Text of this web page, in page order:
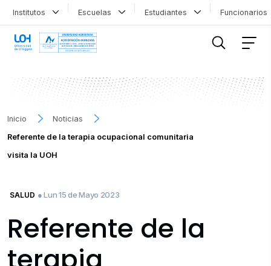
Institutos Escuelas Estudiantes
Inicio
Noticias
Referente de la terapia ocupacional comunitaria
visita la UOH
SALUD ● Lun 15 de Mayo 2023
Referente de la